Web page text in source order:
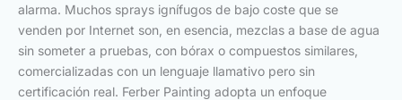
alarma. Muchos sprays ignífugos de bajo coste que se
venden por Internet son, en esencia, mezclas a base de agua
sin someter a pruebas, con bórax o compuestos similares,
comercializadas con un lenguaje llamativo pero sin
certificación real. Ferber Painting adopta un enfoque